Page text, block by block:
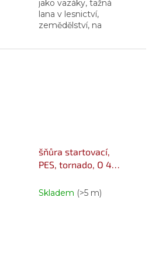
jako vazáky, tažná
lana v lesnictví,
zemědělství, na
šňůra startovací,
PES, tornado, O 4
Skladem (>5 m)